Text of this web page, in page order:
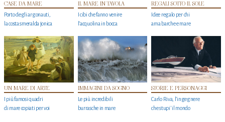
CASE DA MARE
Porto degli argonauti,
la costa smeralda jonica
IL MARE IN TAVOLA
I cibi che fanno venire
l’acquolina in bocca
REGALI SOTTO IL SOLE
Idee regalo per chi
ama barche e mare
UN MARE DI ARTE
I più famosi quadri
di mare copiati per voi
IMMAGINI DA SOGNO
Le più incredibili
burrasche in mare
STORIE E PERSONAGGI
Carlo Riva, l’ingegnere
che stupi' il mondo